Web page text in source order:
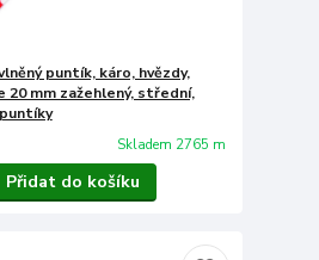
puntík, káro, hvězdy,
20 mm zažehlený, střední,
Skladem 2765 m
Přidat do košíku